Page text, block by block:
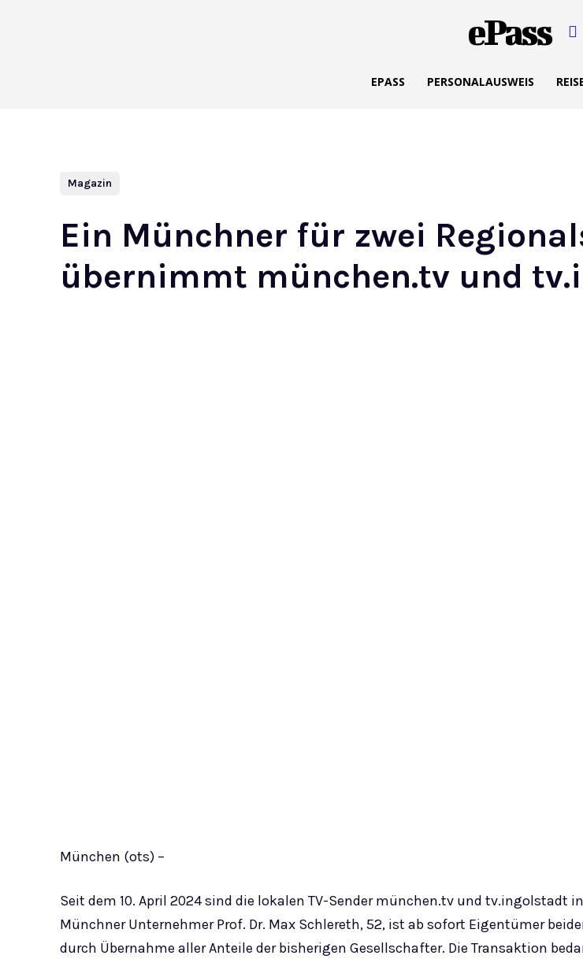
ePass
EPASS PERSONALAUSWEIS
Magazin
Ein Münchner für zwei
übernimmt münchen.tv und
München (ots) –
Seit dem 10. April 2024 sind die lokalen TV-Sender münchen.tv und tv.ingolstadt
Münchner Unternehmer Prof. Dr. Max Schlereth, 52, ist ab sofort Eigentümer
durch Übernahme aller Anteile der bisherigen Gesellschafter. Die Transaktion